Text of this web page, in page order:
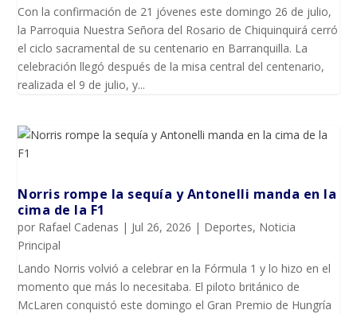
Con la confirmación de 21 jóvenes este domingo 26 de julio,
la Parroquia Nuestra Señora del Rosario de Chiquinquirá cerró
el ciclo sacramental de su centenario en Barranquilla. La
celebración llegó después de la misa central del centenario,
realizada el 9 de julio, y...
Norris rompe la sequía y Antonelli manda en la
cima de la F1
por Rafael Cadenas | Jul 26, 2026 | Deportes, Noticia
Principal
Lando Norris volvió a celebrar en la Fórmula 1 y lo hizo en el
momento que más lo necesitaba. El piloto británico de
McLaren conquistó este domingo el Gran Premio de Hungría